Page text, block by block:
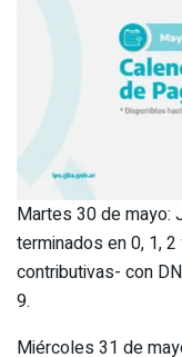
Martes 30 de mayo:
terminados en 0, 1,
contributivas- con
9.
Miércoles 31 de